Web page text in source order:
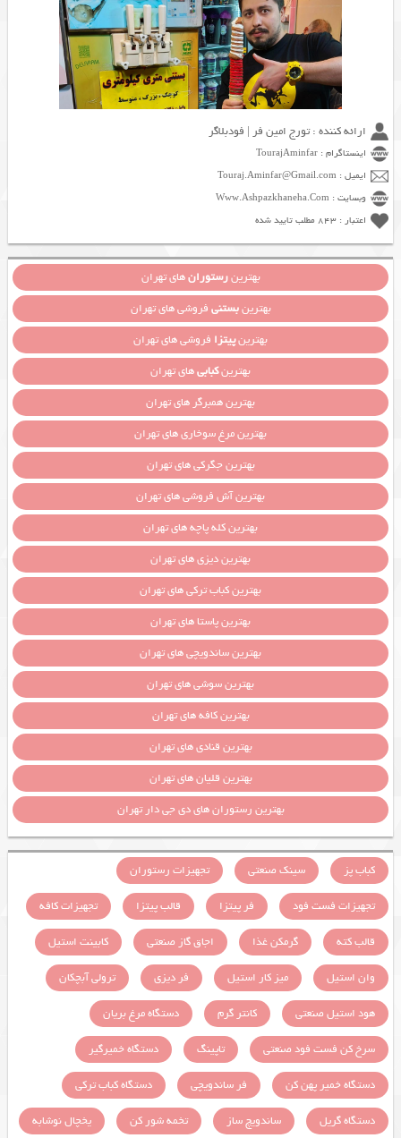
ارائه کننده : تورج امین فر | فودبلاگر
اینستاگرام : TourajAminfar
ایمیل : Touraj.Aminfar@Gmail.com
وبسایت : Www.Ashpazkhaneha.Com
اعتبار : 843 مطلب تایید شده
بهترینرستورانهای تهران
بهترینبستنی فروشی های تهران
بهترینپیتزا فروشی های تهران
بهترینکبابیهای تهران
بهترین همبرگر های تهران
بهترین مرغ سوخاری های تهران
بهترین جگرکی های تهران
بهترین آش فروشی های تهران
بهترین کله پاچه های تهران
بهترین دیزی های تهران
بهترین کباب ترکی های تهران
بهترین پاستا های تهران
بهترین ساندویچی های تهران
بهترین سوشی های تهران
بهترین کافه های تهران
بهترین قنادی های تهران
بهترین قلیان های تهران
بهترین رستوران های دی جی دار تهران
کباب پز سینک صنعتی
تجهیزات رستوران
تجهیزات فست فود
فر پیتزا قالب پیتزا
تجهیزات کافه
قالب کته
گرمکن غذا اجاق گاز صنعتی
کابینت استیل
وان استیل
میز کار استیل فر دیزی
ترولی آبچکان
هود استیل صنعتی
کانتر گرم
دستگاه مرغ بریان
سرخ کن فست فود صنعتی
تاپینگ
دستگاه خمیرگیر
دستگاه خمیر پهن کن
فر ساندویچی
دستگاه کباب ترکی
دستگاه گریل
ساندویچ ساز تخمه شور کن
یخچال نوشابه